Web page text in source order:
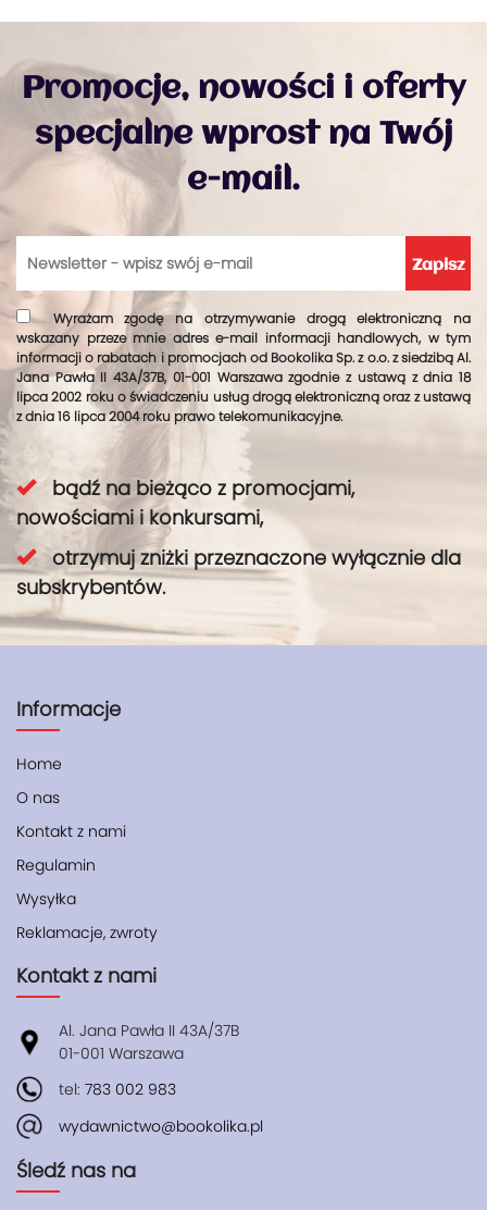
Promocje, nowości i oferty
specjalne wprost na Twój
e-mail.
Wyrażam zgodę na otrzymywanie drogą elektroniczną na
wskazany przeze mnie adres e-mail informacji handlowych, w tym
informacji o rabatach i promocjach od Bookolika Sp. z o.o. z siedzibą Al.
Jana Pawła II 43A/37B, 01-001 Warszawa zgodnie z ustawą z dnia 18
lipca 2002 roku o świadczeniu usług drogą elektroniczną oraz z ustawą
z dnia 16 lipca 2004 roku prawo telekomunikacyjne.
bądź na bieżąco z promocjami,
nowościami i konkursami,
otrzymuj zniżki przeznaczone wyłącznie dla
subskrybentów.
Informacje
Home
O nas
Kontakt z nami
Regulamin
Wysyłka
Reklamacje, zwroty
Kontakt z nami
Al. Jana Pawła II 43A/37B
01-001 Warszawa
tel: 783 002 983
wydawnictwo@bookolika.pl
Śledź nas na